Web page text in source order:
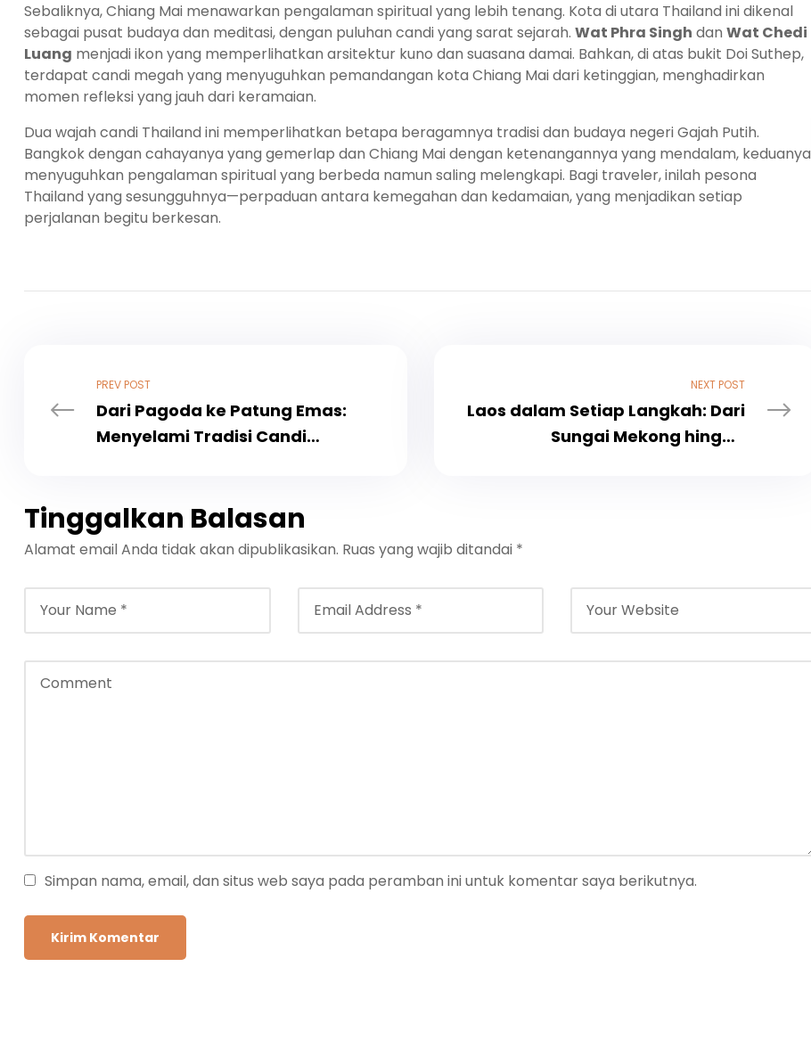
Sebaliknya, Chiang Mai menawarkan pengalaman spiritual yang lebih tenang. Kota di utara Thailand ini dikenal
sebagai pusat budaya dan meditasi, dengan puluhan candi yang sarat sejarah. Wat Phra Singh dan Wat Chedi
Luang menjadi ikon yang memperlihatkan arsitektur kuno dan suasana damai. Bahkan, di atas bukit Doi Suthep,
terdapat candi megah yang menyuguhkan pemandangan kota Chiang Mai dari ketinggian, menghadirkan
momen refleksi yang jauh dari keramaian.
Dua wajah candi Thailand ini memperlihatkan betapa beragamnya tradisi dan budaya negeri Gajah Putih.
Bangkok dengan cahayanya yang gemerlap dan Chiang Mai dengan ketenangannya yang mendalam, keduanya
menyuguhkan pengalaman spiritual yang berbeda namun saling melengkapi. Bagi traveler, inilah pesona
Thailand yang sesungguhnya—perpaduan antara kemegahan dan kedamaian, yang menjadikan setiap
perjalanan begitu berkesan.
PREV POST
Dari Pagoda ke Patung Emas:
Menyelami Tradisi Candi
NEXT POST
Laos dalam Setiap Langkah: Dari
Sungai Mekong hingga
Tinggalkan Balasan
Alamat email Anda tidak akan dipublikasikan. Ruas yang wajib ditandai *
Simpan nama, email, dan situs web saya pada peramban ini untuk komentar saya berikutnya.